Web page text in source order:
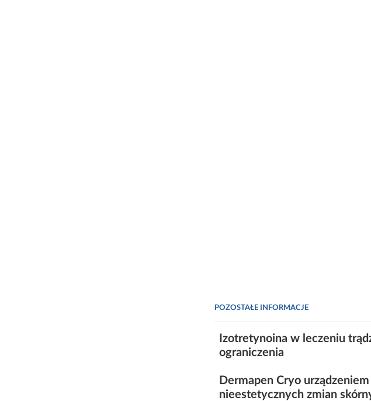
POZOSTAŁE INFORMACJE
Izotretynoina w leczeniu
ograniczenia
Dermapen Cryo
nieestetycznych zmian